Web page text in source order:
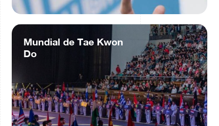
Mundial de Tae Kwon
Do